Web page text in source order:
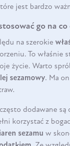
jest bardzo
go na co
na szerokie
To właśnie
życie. Warto
sezamowy. Ma
często dodawane są
korzystać z
sezamu w